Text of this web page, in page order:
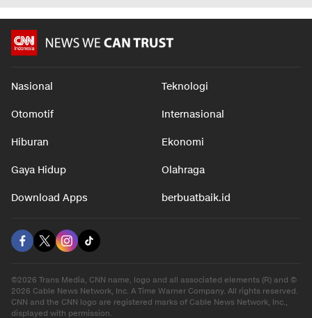
Nasional Teknologi
Otomotif Internasional
Hiburan Ekonomi
Gaya Hidup Olahraga
Download Apps berbuatbaik.id
©2026 Trans Media, CNN name, logo and all associated elements (R) and ©
2026 Cable News Network, Inc. A Time Warner Company. All rights reserved.
CNN and the CNN logo are registered marks of Cable News Network, Inc.,
displayed with permission.